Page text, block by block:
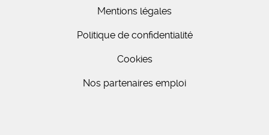
Mentions légales
Politique de confidentialité
Cookies
Nos partenaires emploi